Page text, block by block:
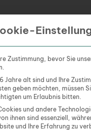
Geburtstag wünsche
dir ein Jahr voller
schönen Dingen des
viel Glück und ein
Zustimmung, bevor Sie
Jahre alt sind und Ihre
geben möchten, müssen
um Erlaubnis bitten.
und andere
ihnen sind essenziell,
und Ihre Erfahrung zu